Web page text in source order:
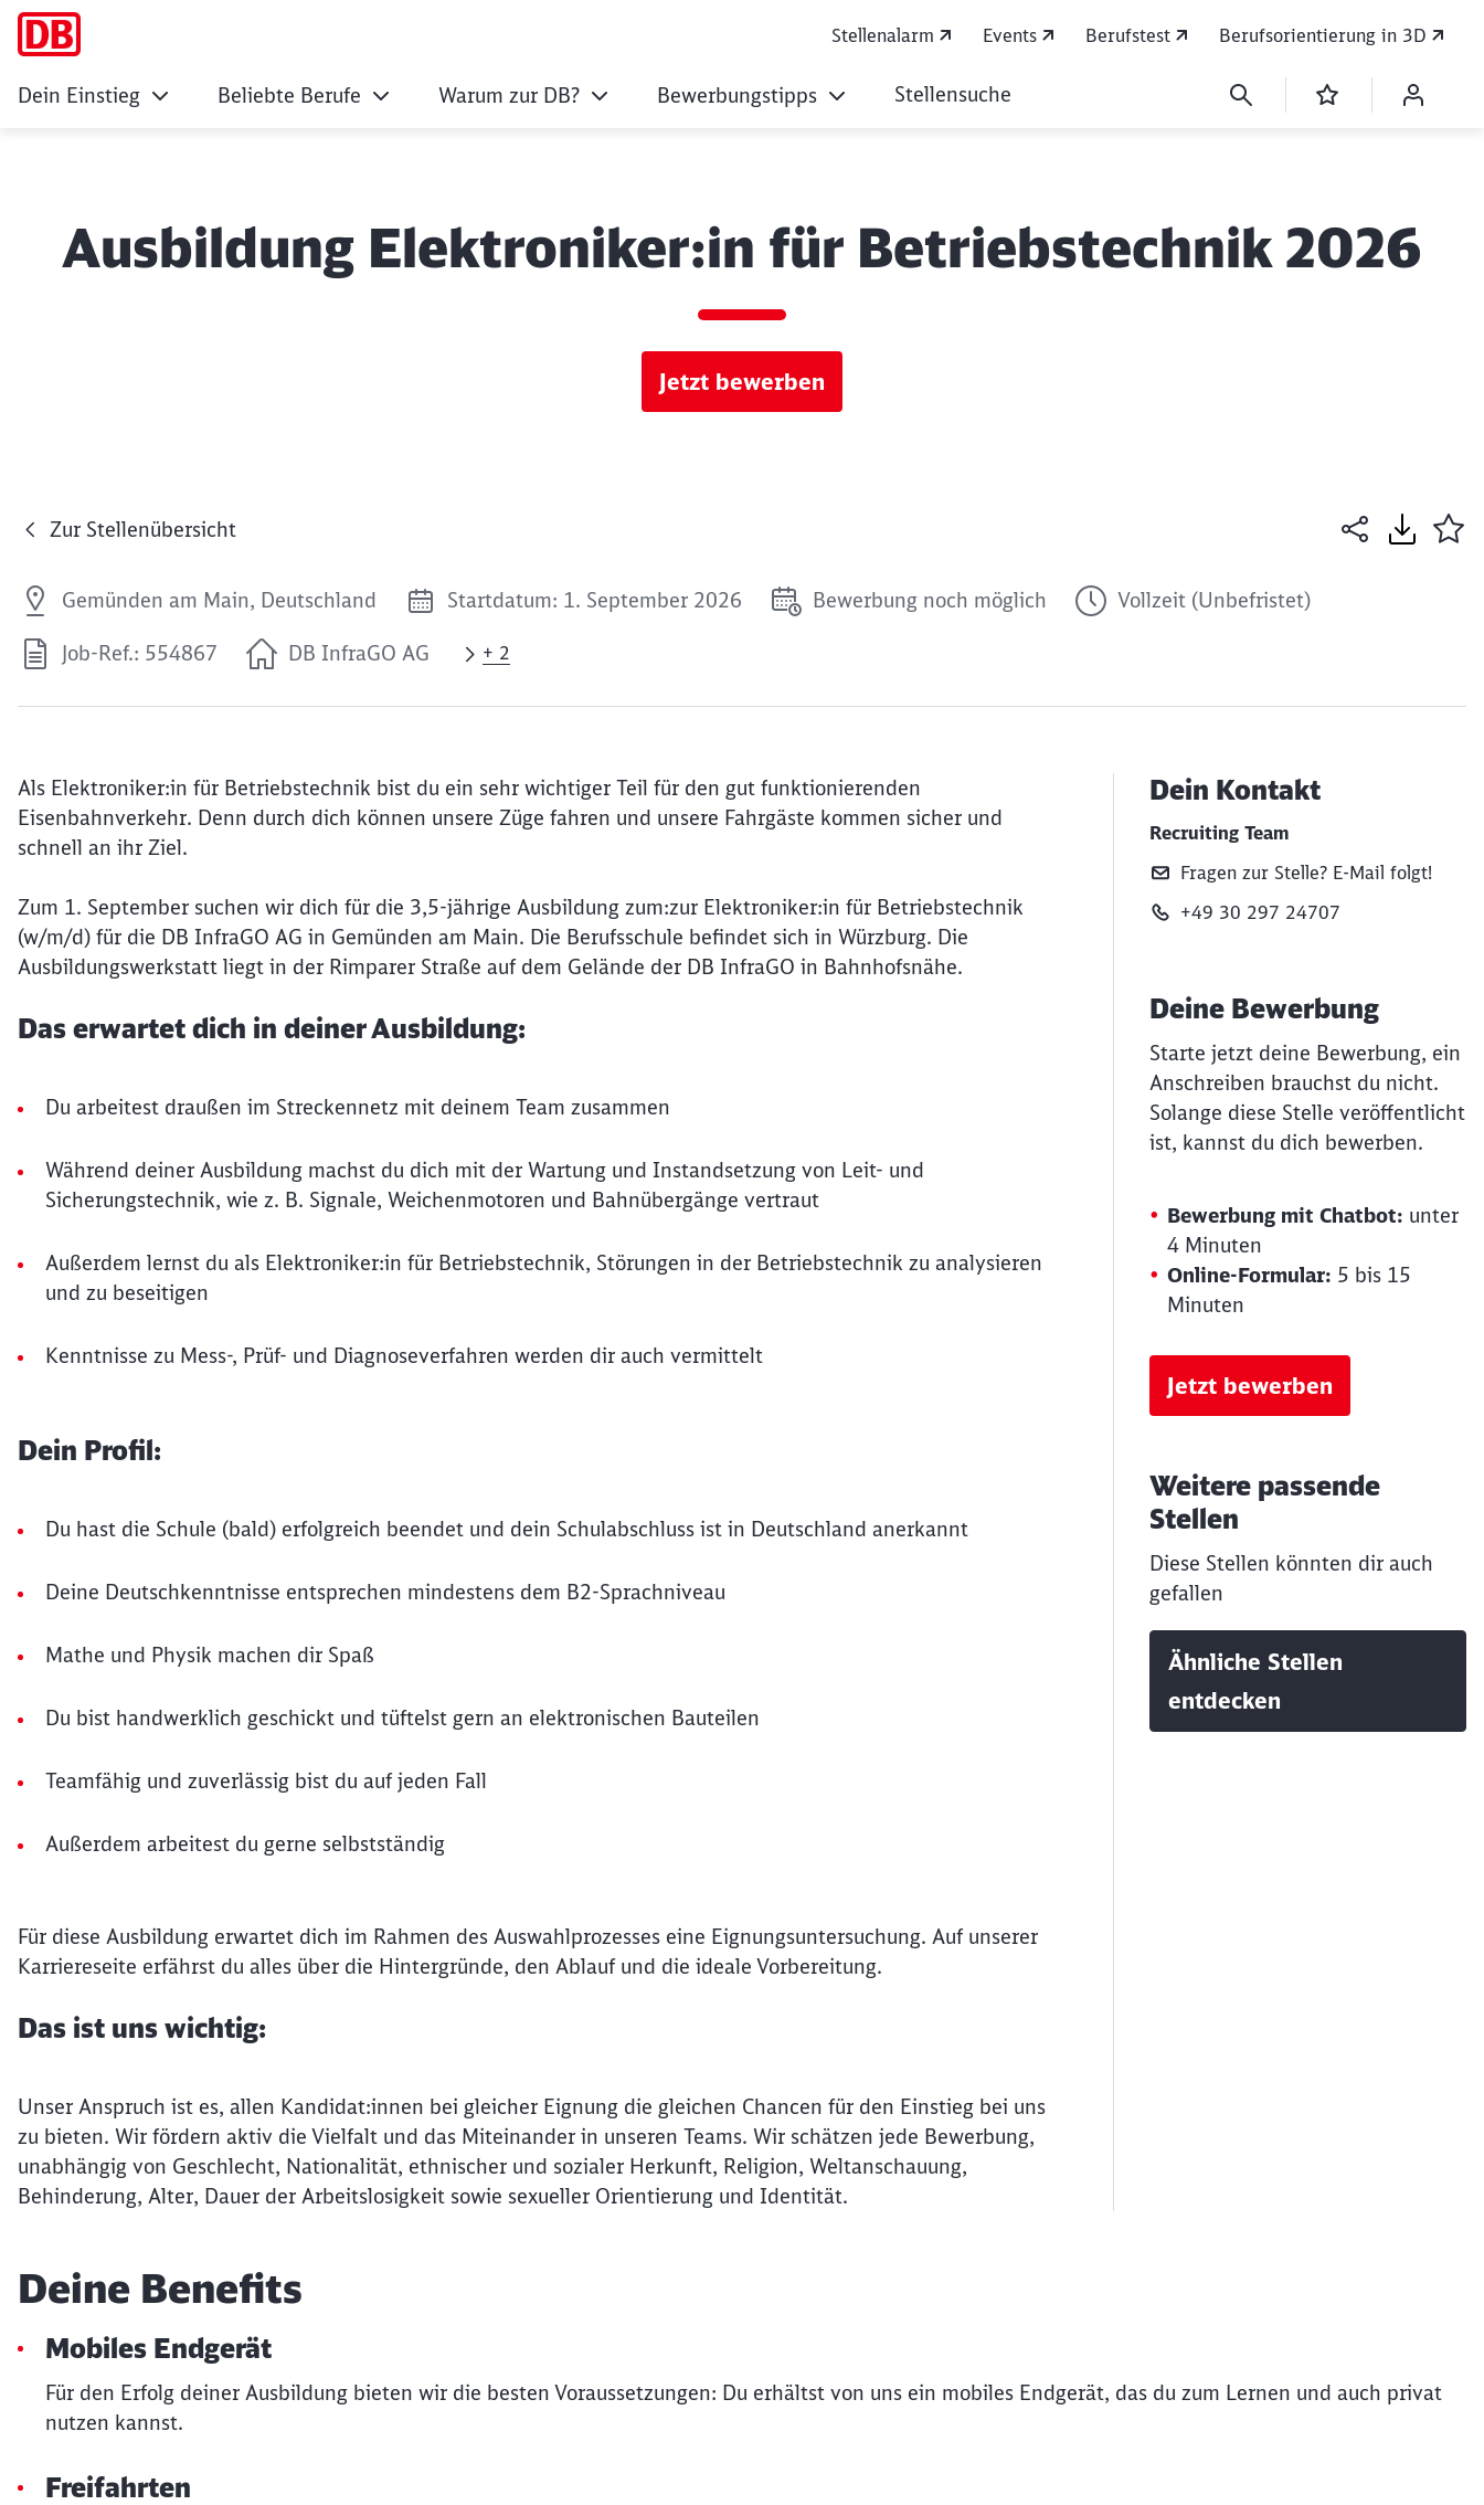
Stellenalarm Events Berufstest Berufsorientierung in 3D
Dein Einstieg Beliebte Berufe Warum zur DB? Bewerbungstipps Stellensuche
Ausbildung Elektroniker:in für Betriebstechnik 2026
Jetzt bewerben
Zur Stellenübersicht
Gemünden am Main, Deutschland Startdatum: 1. September 2026 Bewerbung noch möglich Vollzeit (Unbefristet)
Job-Ref.: 554867 DB InfraGO AG + 2
Als Elektroniker:in für Betriebstechnik bist du ein sehr wichtiger Teil für den gut funktionierenden
Eisenbahnverkehr. Denn durch dich können unsere Züge fahren und unsere Fahrgäste kommen sicher und
schnell an ihr Ziel.
Zum 1. September suchen wir dich für die 3,5-jährige Ausbildung zum:zur Elektroniker:in für Betriebstechnik
(w/m/d) für die DB InfraGO AG in Gemünden am Main. Die Berufsschule befindet sich in Würzburg. Die
Ausbildungswerkstatt liegt in der Rimparer Straße auf dem Gelände der DB InfraGO in Bahnhofsnähe.
Das erwartet dich in deiner Ausbildung:
Du arbeitest draußen im Streckennetz mit deinem Team zusammen
Während deiner Ausbildung machst du dich mit der Wartung und Instandsetzung von Leit- und
Sicherungstechnik, wie z. B. Signale, Weichenmotoren und Bahnübergänge vertraut
Außerdem lernst du als Elektroniker:in für Betriebstechnik, Störungen in der Betriebstechnik zu analysieren
und zu beseitigen
Kenntnisse zu Mess-, Prüf- und Diagnoseverfahren werden dir auch vermittelt
Dein Profil:
Du hast die Schule (bald) erfolgreich beendet und dein Schulabschluss ist in Deutschland anerkannt
Deine Deutschkenntnisse entsprechen mindestens dem B2-Sprachniveau
Mathe und Physik machen dir Spaß
Du bist handwerklich geschickt und tüftelst gern an elektronischen Bauteilen
Teamfähig und zuverlässig bist du auf jeden Fall
Außerdem arbeitest du gerne selbstständig
Für diese Ausbildung erwartet dich im Rahmen des Auswahlprozesses eine Eignungsuntersuchung. Auf unserer
Karriereseite erfährst du alles über die Hintergründe, den Ablauf und die ideale Vorbereitung.
Das ist uns wichtig:
Unser Anspruch ist es, allen Kandidat:innen bei gleicher Eignung die gleichen Chancen für den Einstieg bei uns
zu bieten. Wir fördern aktiv die Vielfalt und das Miteinander in unseren Teams. Wir schätzen jede Bewerbung,
unabhängig von Geschlecht, Nationalität, ethnischer und sozialer Herkunft, Religion, Weltanschauung,
Behinderung, Alter, Dauer der Arbeitslosigkeit sowie sexueller Orientierung und Identität.
Dein Kontakt
Recruiting Team
Fragen zur Stelle? E‑Mail folgt!
+49 30 297 24707
Deine Bewerbung
Starte jetzt deine Bewerbung, ein
Anschreiben brauchst du nicht.
Solange diese Stelle veröffentlicht
ist, kannst du dich bewerben.
Bewerbung mit Chatbot: unter
4 Minuten
Online-Formular: 5 bis 15
Minuten
Jetzt bewerben
Weitere passende
Stellen
Diese Stellen könnten dir auch
gefallen
Ähnliche Stellen
entdecken
Deine Benefits
Mobiles Endgerät
Für den Erfolg deiner Ausbildung bieten wir die besten Voraussetzungen: Du erhältst von uns ein mobiles Endgerät, das du zum Lernen und auch privat
nutzen kannst.
Freifahrten